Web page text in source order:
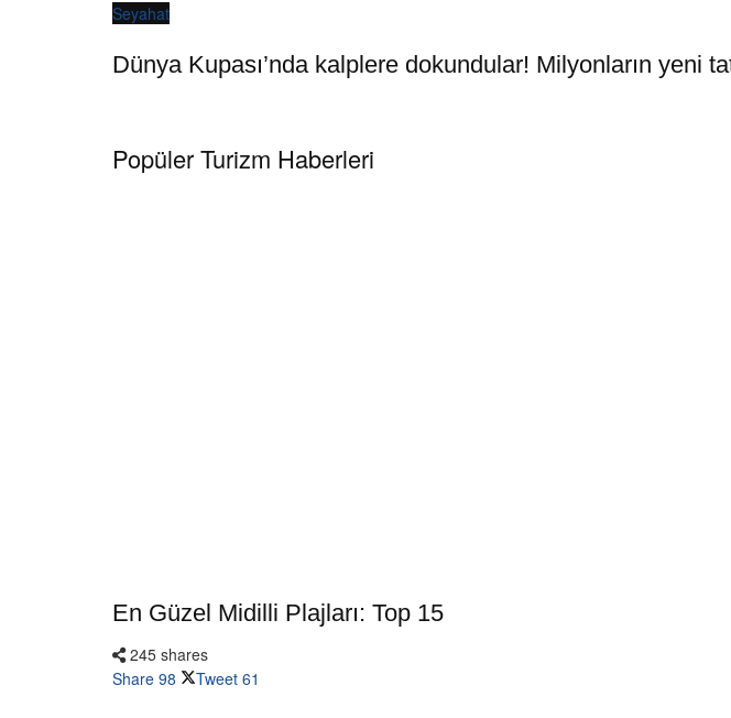
Seyahat
Dünya Kupası’nda kalplere dokundular! Milyonların yeni
Popüler Turizm Haberleri
En Güzel Midilli Plajları: Top 15
245 shares
Share 98 Tweet 61